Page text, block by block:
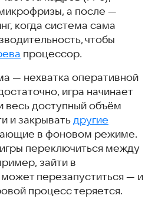
— Астрал: Новая фантазия
— Забытый мир: Рагнарок
графикой
а после —
когда система сама
чтобы
процессор.
— нехватка оперативной
игра начинает
весь доступный объём
и закрывать другие
в фоновом режиме.
переключиться между
зайти в
перезапуститься — и
процесс теряется.